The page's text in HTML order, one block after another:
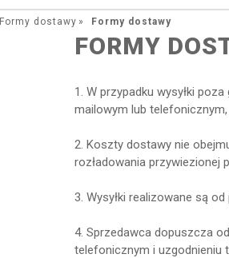
Formy dostawy Formy dostawy
FORMY
1. W przypadku wysyłki
mailowym lub
2. Koszty dostawy nie
rozładowania przywiezionej
3. Wysyłki realizowane są
4. Sprzedawca dopuszcza
telefonicznym i uzgodnieniu